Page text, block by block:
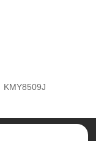
KMY8509J